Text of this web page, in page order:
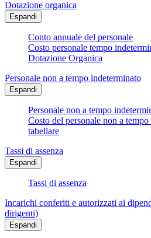
Dotazione organica
Espandi
Conto annuale del personale
Costo personale tempo
Dotazione Organica
Personale non a tempo indeterminato
Espandi
Personale non a tempo
Costo del personale non a
tabellare
Tassi di assenza
Espandi
Tassi di assenza
Incarichi conferiti e autorizzati ai
dirigenti)
Espandi